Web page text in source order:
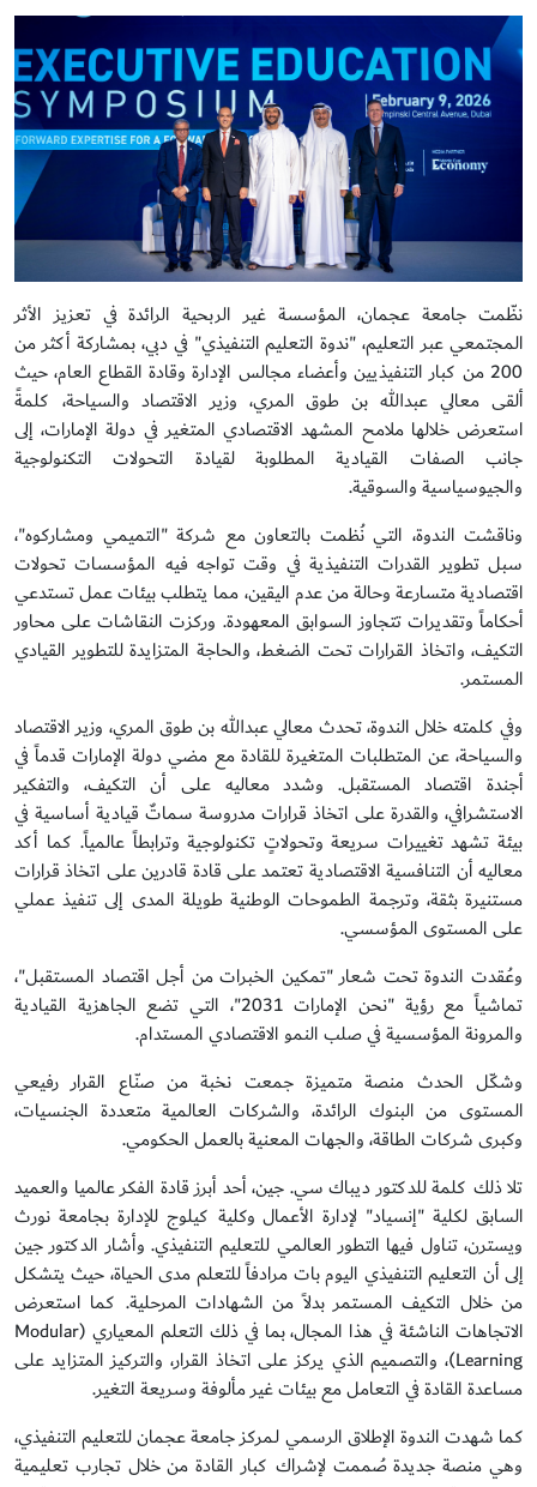
نظّمت جامعة عجمان، المؤسسة غير الربحية الرائدة في تعزيز الأثر
المجتمعي عبر التعليم، "ندوة التعليم التنفيذي" في دبي، بمشاركة أكثر من
200 من كبار التنفيذيين وأعضاء مجالس الإدارة وقادة القطاع العام، حيث
ألقى معالي عبدالله بن طوق المري، وزير الاقتصاد والسياحة، كلمةً
استعرض خلالها ملامح المشهد الاقتصادي المتغير في دولة الإمارات، إلى
جانب الصفات القيادية المطلوبة لقيادة التحولات التكنولوجية
والجيوسياسية والسوقية.
وناقشت الندوة، التي نُظمت بالتعاون مع شركة "التميمي ومشاركوه"،
سبل تطوير القدرات التنفيذية في وقت تواجه فيه المؤسسات تحولات
اقتصادية متسارعة وحالة من عدم اليقين، مما يتطلب بيئات عمل تستدعي
أحكاماً وتقديرات تتجاوز السوابق المعهودة. وركزت النقاشات على محاور
التكيف، واتخاذ القرارات تحت الضغط، والحاجة المتزايدة للتطوير القيادي
المستمر.
وفي كلمته خلال الندوة، تحدث معالي عبدالله بن طوق المري، وزير الاقتصاد
والسياحة، عن المتطلبات المتغيرة للقادة مع مضي دولة الإمارات قدماً في
أجندة اقتصاد المستقبل. وشدد معاليه على أن التكيف، والتفكير
الاستشرافي، والقدرة على اتخاذ قرارات مدروسة سماتٌ قيادية أساسية في
بيئة تشهد تغييرات سريعة وتحولاتٍ تكنولوجية وترابطاً عالمياً. كما أكد
معاليه أن التنافسية الاقتصادية تعتمد على قادة قادرين على اتخاذ قرارات
مستنيرة بثقة، وترجمة الطموحات الوطنية طويلة المدى إلى تنفيذ عملي
على المستوى المؤسسي.
وعُقدت الندوة تحت شعار "تمكين الخبرات من أجل اقتصاد المستقبل"،
تماشياً مع رؤية "نحن الإمارات 2031"، التي تضع الجاهزية القيادية
والمرونة المؤسسية في صلب النمو الاقتصادي المستدام.
وشكّل الحدث منصة متميزة جمعت نخبة من صنّاع القرار رفيعي
المستوى من البنوك الرائدة، والشركات العالمية متعددة الجنسيات،
وكبرى شركات الطاقة، والجهات المعنية بالعمل الحكومي.
تلا ذلك كلمة للدكتور ديباك سي. جين، أحد أبرز قادة الفكر عالميا والعميد
السابق لكلية "إنسياد" لإدارة الأعمال وكلية كيلوج للإدارة بجامعة نورث
ويسترن، تناول فيها التطور العالمي للتعليم التنفيذي. وأشار الدكتور جين
إلى أن التعليم التنفيذي اليوم بات مرادفاً للتعلم مدى الحياة، حيث يتشكل
من خلال التكيف المستمر بدلاً من الشهادات المرحلية. كما استعرض
الاتجاهات الناشئة في هذا المجال، بما في ذلك التعلم المعياري (Modular
Learning)، والتصميم الذي يركز على اتخاذ القرار، والتركيز المتزايد على
مساعدة القادة في التعامل مع بيئات غير مألوفة وسريعة التغير.
كما شهدت الندوة الإطلاق الرسمي لـمركز جامعة عجمان للتعليم التنفيذي،
وهي منصة جديدة صُممت لإشراك كبار القادة من خلال تجارب تعليمية